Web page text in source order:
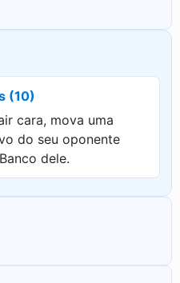
(10)
cara, mova uma
do seu oponente
dele.